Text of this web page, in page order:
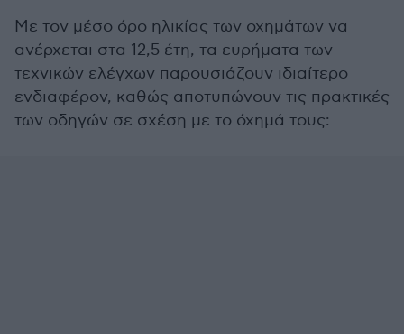
Με τον μέσο όρο ηλικίας των οχημάτων να
ανέρχεται στα 12,5 έτη, τα ευρήματα των
τεχνικών ελέγχων παρουσιάζουν ιδιαίτερο
ενδιαφέρον, καθώς αποτυπώνουν τις πρακτικές
των οδηγών σε σχέση με το όχημά τους: